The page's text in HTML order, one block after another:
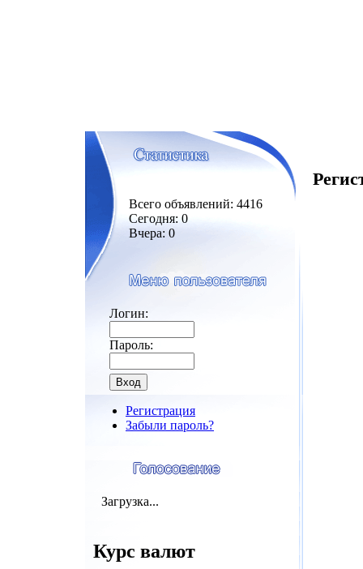
Всего объявлений: 4416
Сегодня: 0
Вчера: 0
Логин:
Пароль:
Регистрация
Забыли пароль?
Загрузка...
Курс валют